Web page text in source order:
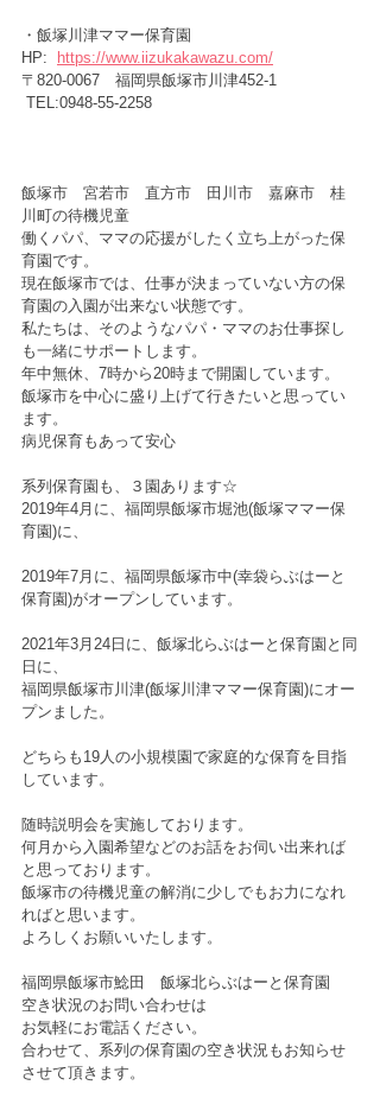
・飯塚川津ママー保育園
HP:
https://www.iizukakawazu.com/
〒820-0067　福岡県飯塚市川津452-1
TEL:0948-55-2258
飯塚市　宮若市　直方市　田川市　嘉麻市　桂
川町の待機児童
働くパパ、ママの応援がしたく立ち上がった保
育園です。
現在飯塚市では、仕事が決まっていない方の保
育園の入園が出来ない状態です。
私たちは、そのようなパパ・ママのお仕事探し
も一緒にサポートします。
年中無休、7時から20時まで開園しています。
飯塚市を中心に盛り上げて行きたいと思ってい
ます。
病児保育もあって安心
系列保育園も、３園あります☆
2019年4月に、福岡県飯塚市堀池(飯塚ママー保
育園)に、
2019年7月に、福岡県飯塚市中(幸袋らぶはーと
保育園)がオープンしています。
2021年3月24日に、飯塚北らぶはーと保育園と同
日に、
福岡県飯塚市川津(飯塚川津ママー保育園)にオー
プンました。
どちらも19人の小規模園で家庭的な保育を目指
しています。
随時説明会を実施しております。
何月から入園希望などのお話をお伺い出来れば
と思っております。
飯塚市の待機児童の解消に少しでもお力になれ
ればと思います。
よろしくお願いいたします。
福岡県飯塚市鯰田　飯塚北らぶはーと保育園
空き状況のお問い合わせは
お気軽にお電話ください。
合わせて、系列の保育園の空き状況もお知らせ
させて頂きます。